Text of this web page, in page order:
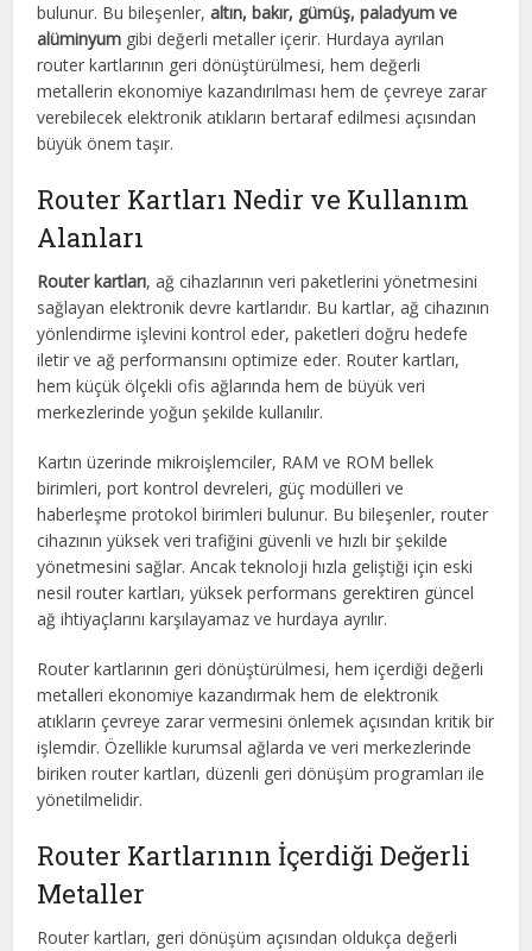
bulunur. Bu bileşenler,altın, bakır, gümüş, paladyum ve
alüminyum gibi değerli metaller içerir. Hurdaya ayrılan
router kartlarının geri dönüştürülmesi, hem değerli
metallerin ekonomiye kazandırılması hem de çevreye zarar
verebilecek elektronik atıkların bertaraf edilmesi açısından
büyük önem taşır.
Router Kartları Nedir ve Kullanım
Alanları
Router kartları, ağ cihazlarının veri paketlerini yönetmesini
sağlayan elektronik devre kartlarıdır. Bu kartlar, ağ cihazının
yönlendirme işlevini kontrol eder, paketleri doğru hedefe
iletir ve ağ performansını optimize eder. Router kartları,
hem küçük ölçekli ofis ağlarında hem de büyük veri
merkezlerinde yoğun şekilde kullanılır.
Kartın üzerinde mikroişlemciler, RAM ve ROM bellek
birimleri, port kontrol devreleri, güç modülleri ve
haberleşme protokol birimleri bulunur. Bu bileşenler, router
cihazının yüksek veri trafiğini güvenli ve hızlı bir şekilde
yönetmesini sağlar. Ancak teknoloji hızla geliştiği için eski
nesil router kartları, yüksek performans gerektiren güncel
ağ ihtiyaçlarını karşılayamaz ve hurdaya ayrılır.
Router kartlarının geri dönüştürülmesi, hem içerdiği değerli
metalleri ekonomiye kazandırmak hem de elektronik
atıkların çevreye zarar vermesini önlemek açısından kritik bir
işlemdir. Özellikle kurumsal ağlarda ve veri merkezlerinde
biriken router kartları, düzenli geri dönüşüm programları ile
yönetilmelidir.
Router Kartlarının İçerdiği Değerli
Metaller
Router kartları, geri dönüşüm açısından oldukça değerli